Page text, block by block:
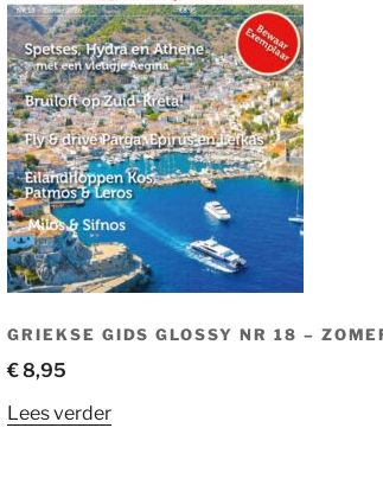
GRIEKSE GIDS GLOSSY NR 18 –
€8,95
Lees verder